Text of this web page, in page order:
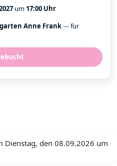
um 17:00 Uhr
Anne Frank--- für
Dienstag, den 08.09.2026 um